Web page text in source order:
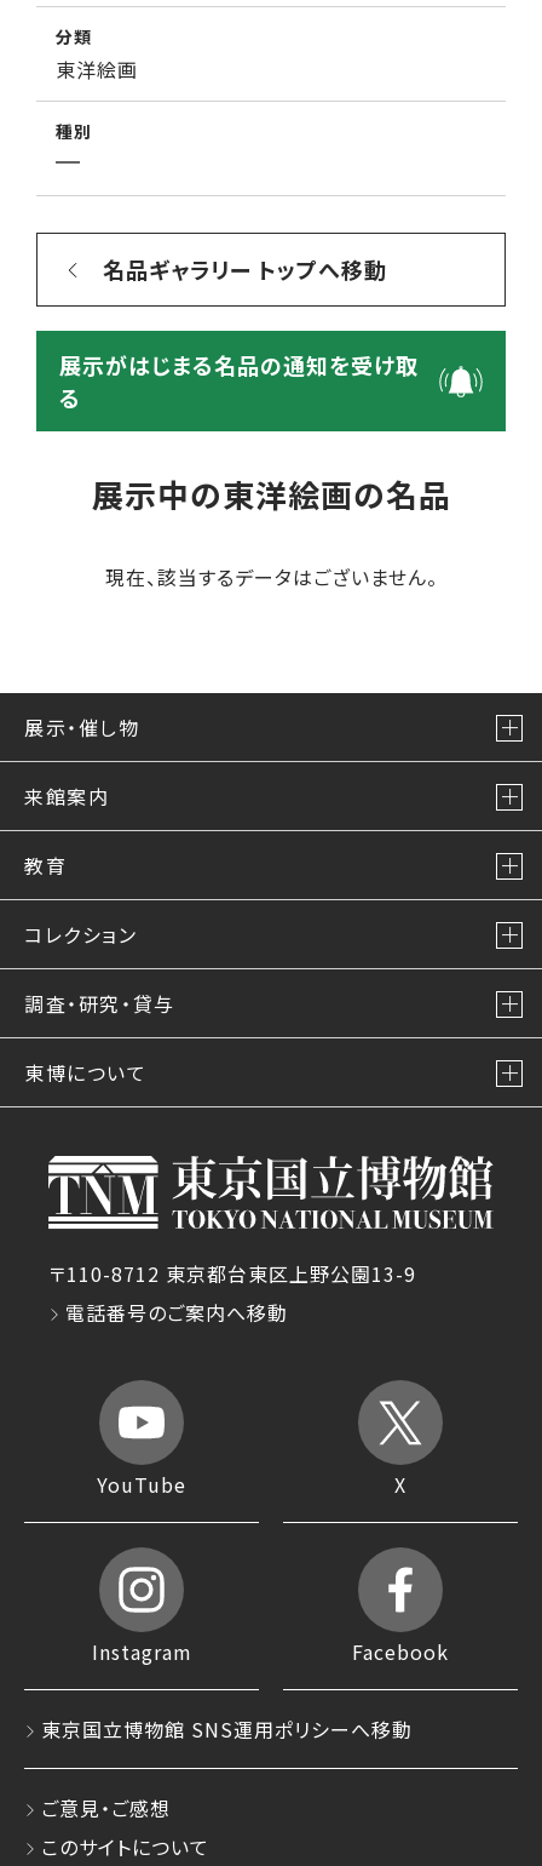
分類
東洋絵画
種別
名品ギャラリー トップへ移動
展示がはじまる名品の通知を受け取
る
展示中の東洋絵画の名品
現在、該当するデータはございません。
展示・催し物
来館案内
教育
コレクション
調査・研究・貸与
東博について
〒110-8712 東京都台東区上野公園13-9
電話番号のご案内へ移動
YouTube X
Instagram Facebook
東京国立博物館 SNS運用ポリシーへ移動
ご意見・ご感想
このサイトについて